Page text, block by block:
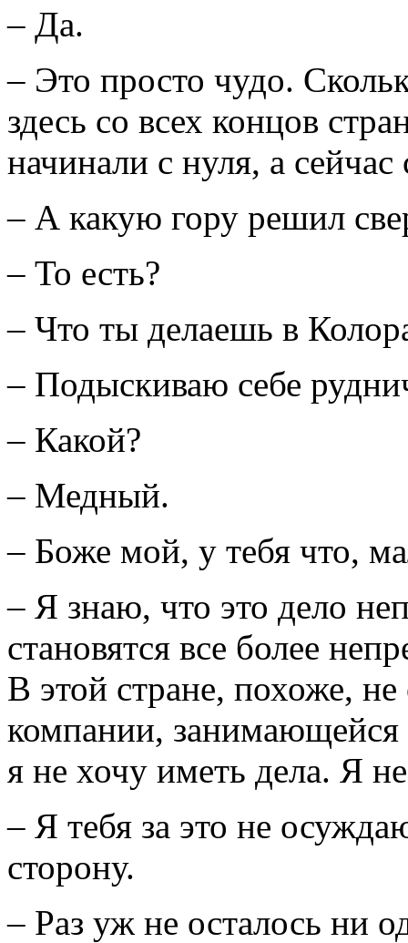
– Да.
– Это просто чудо.
здесь со всех концов
начинали с нуля, а
– А какую гору решил
– То есть?
– Что ты делаешь в
– Подыскиваю себе
– Какой?
– Медный.
– Боже мой, у тебя что,
– Я знаю, что это дело
становятся все более
В этой стране, похоже,
компании,
я не хочу иметь дела. Я
– Я тебя за это не
сторону.
– Раз уж не осталось ни